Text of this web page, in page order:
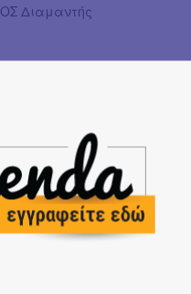
Διαμαντής